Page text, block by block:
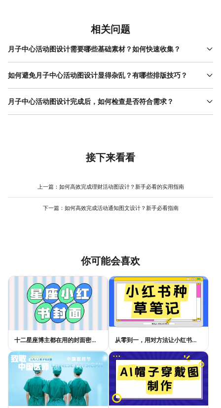
相关问题
月子中心活动图设计需要哪些基础素材？如何快速收集？
基础素材包括活动现场照片、品牌LOGO、主色调代码、字体文件
（如有特殊要求）、讲师或专家简介。若活动涉及产品展示（如母
官网下载LOGO和配色规范。若时间紧张，可使用设计工具（如美
如何避免月子中心活动图设计显得杂乱？有哪些排版技巧？
避免杂乱的核心是“控制信息量+合理留白”。首先，只保留活动最关
键的信息（主题、时间、地点、报名方式），删除“现场有茶歇”“提
例，减少手动调整的试错成本，适合新手快速完成专业排版。
月子中心活动图设计完成后，如何检查是否符合需求？
检查需从“信息准确性”和“视觉舒适度”两个维度进行。信息层面：核
活动时间”“是否愿意点击报名”，根据反馈调整字号或配色。若使用
设计工具（如美图设计室），其“预览”功能可模拟手机端显示效果，
整体效率。
接下来看看
上一篇： 如何高效完成理财活动图设计？新手必看的实用指南
下一篇： 如何高效完成活动通知图文设计？新手必看指南
你可能会喜欢
十二星座博主都在用的封面密码，星座小红书封面标题这样写才吸睛 从零到一，用对方法让小红书种草笔记的流量自己找上门